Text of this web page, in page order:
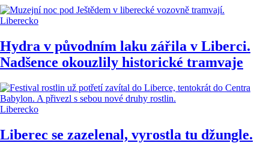
Liberecko
Hydra v původním laku zářila v Liberci.
Nadšence okouzlily historické tramvaje
Liberecko
Liberec se zazelenal, vyrostla tu džungle.